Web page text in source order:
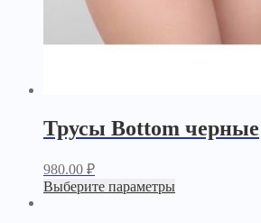
Трусы Bottom черные
980.00 ₽
Выберите параметры